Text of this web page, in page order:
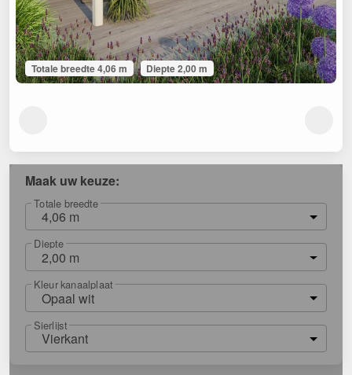
Totale breedte 4,06 m Diepte 2,00 m
Maak uw keuze:
Totale breedte
4,06 m
Diepte
2,00 m
Kleur kanaalplaat
Opaal wit
Sierlijst
Vierkant